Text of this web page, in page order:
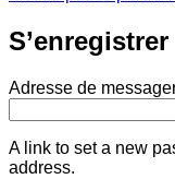
S’enregistrer
Adresse de
A link to set a new
address.